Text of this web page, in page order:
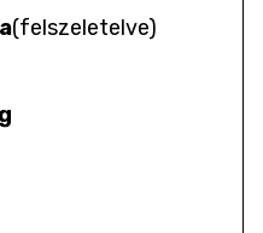
(felszeletelve)